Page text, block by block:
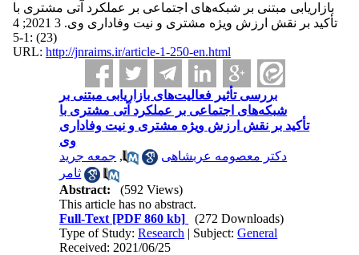
بازاریابی مبتنی بر شبکه‌های اجتماعی بر عملکرد آتی مشتری با
تأکید بر نقش ارزش ویژه مشتری و نیت وفاداری وی. 3 2021; 4
(23) :1-5
URL: http://jnraims.ir/article-1-250-en.html
بررسی تأثیر فعالیت‌های بازاریابی مبتنی بر
شبکه‌های اجتماعی بر عملکرد آتی مشتری با
تأکید بر نقش ارزش ویژه مشتری و نیت وفاداری
وی
دکتر معصومه عربشاهی
, جمعه جريد
ثامر
Abstract:
(592 Views)
This article has no abstract.
Full-Text [PDF 860 kb]
(272 Downloads)
Type of Study:Research | Subject:General
Received: 2021/06/25